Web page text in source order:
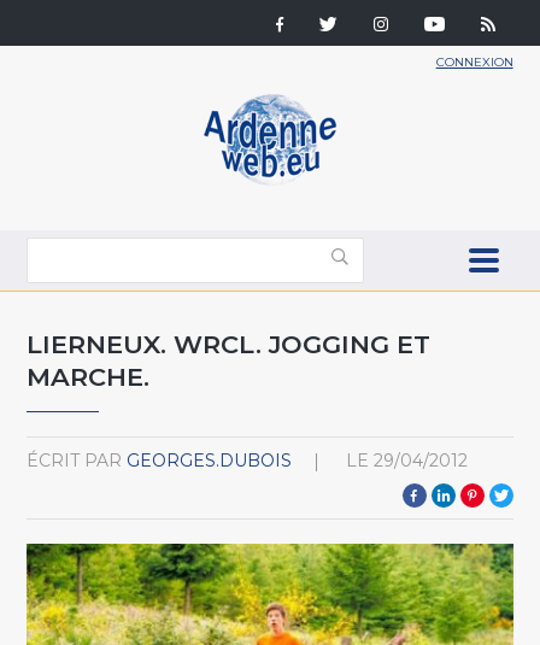
CONNEXION
LIERNEUX. WRCL. JOGGING ET
MARCHE.
ÉCRIT PAR GEORGES.DUBOIS LE 29/04/2012